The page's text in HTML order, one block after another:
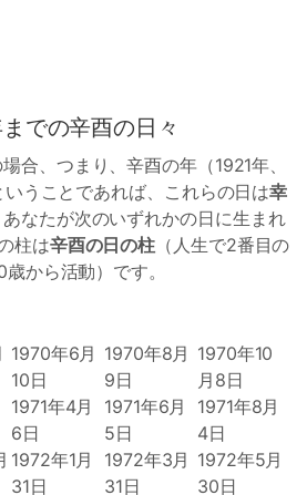
での辛酉の日々
合、つまり、辛酉の年（1921年、
うことであれば、これらの日は幸
なたが次のいずれかの日に生まれ
柱は辛酉の日の柱 （人生で2番目の
から活動）です。
1970年6月
10日
1970年8月
9日
1970年10
月8日
1971年4月
6日
1971年6月
5日
1971年8月
4日
1972年1月
31日
1972年3月
31日
1972年5月
30日